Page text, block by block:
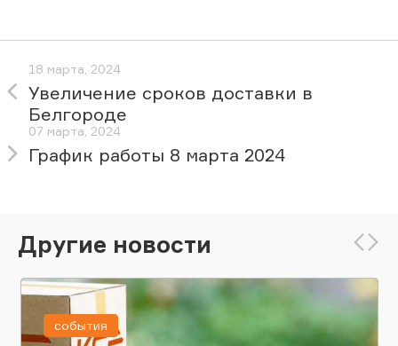
18 марта, 2024
Увеличение сроков доставки в
Белгороде
07 марта, 2024
График работы 8 марта 2024
Другие новости
события